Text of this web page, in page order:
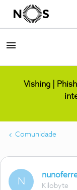
Vishing |
Comunidade
N Kilobyte